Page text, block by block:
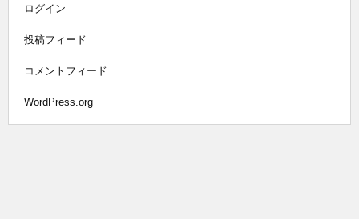
ログイン
投稿フィード
コメントフィード
WordPress.org